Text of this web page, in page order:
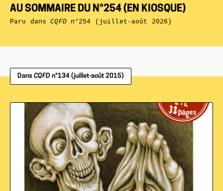
AU SOMMAIRE DU N°254 (EN KIOSQUE)
Paru dansCQFDn°254 (juillet-août 2026)
Dans CQFD n°134 (juillet-août 2015)